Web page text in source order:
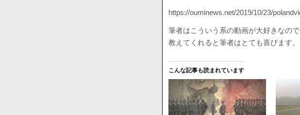
https://ouminews.net/2019/10/23/
筆者はこういう系の動画が大好きなの
教えてくれると筆者はとても喜びます。
こんな記事も読まれています